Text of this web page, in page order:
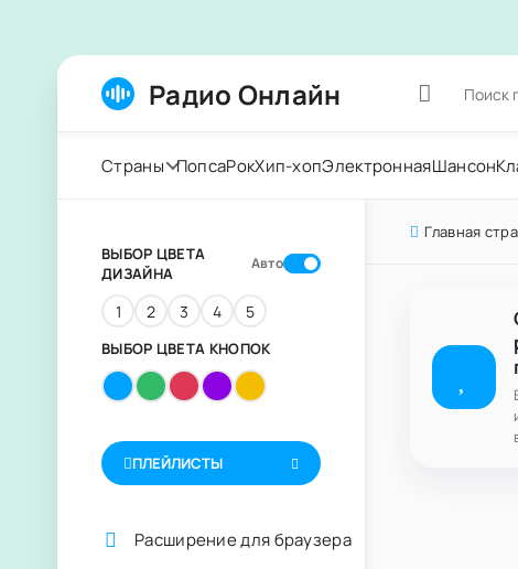
Радио Онлайн
Страны ПопсаРокХип-хопЭлектроннаяШансон
Главная
ВЫБОР ЦВЕТА
ДИЗАЙНА
Авто
1 2 3 4 5
ВЫБОР ЦВЕТА КНОПОК
ПЛЕЙЛИСТЫ
Расширение для браузера